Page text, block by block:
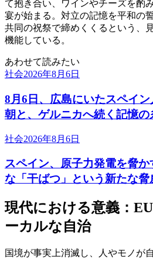
て抱き合い、ワインやチーズを酌
宴が始まる。対立の記憶を平和の
共同の祝祭で締めくくるという、
機能している。
あわせて読みたい
社会2026年8月6日
8月6日、広島にいたスペイ
朝と、ゲルニカへ続く記憶の
社会2026年8月6日
スペイン、原子力発電を脅か
な「干ばつ」という新たな脅
現代における意義：
ーカルな自治
国境が事実上消滅し、人やモノが